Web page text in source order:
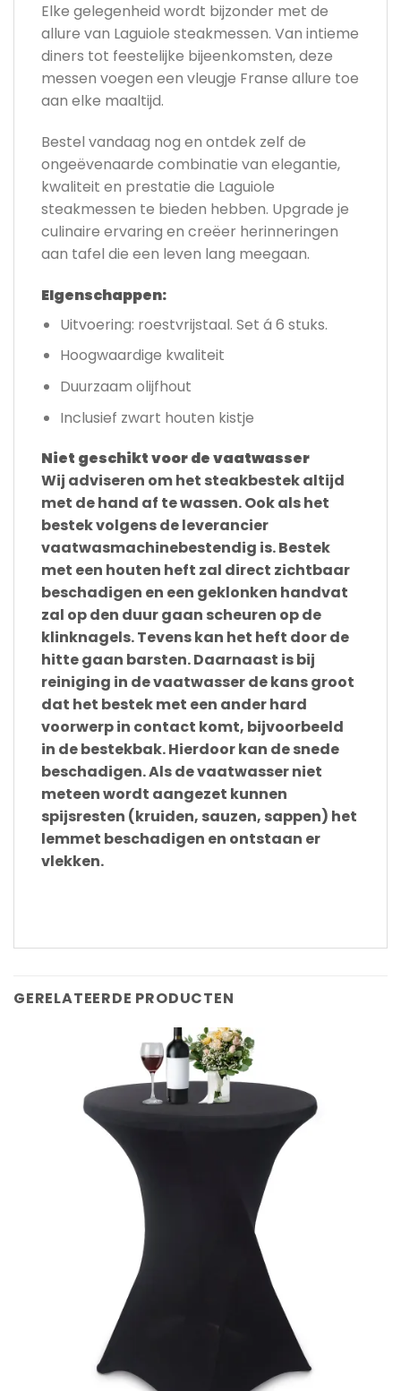
Elke gelegenheid wordt bijzonder met de
allure van Laguiole steakmessen. Van intieme
diners tot feestelijke bijeenkomsten, deze
messen voegen een vleugje Franse allure toe
aan elke maaltijd.
Bestel vandaag nog en ontdek zelf de
ongeëvenaarde combinatie van elegantie,
kwaliteit en prestatie die Laguiole
steakmessen te bieden hebben. Upgrade je
culinaire ervaring en creëer herinneringen
aan tafel die een leven lang meegaan.
EIgenschappen:
Uitvoering: roestvrijstaal. Set á 6 stuks.
Hoogwaardige kwaliteit
Duurzaam olijfhout
Inclusief zwart houten kistje
Niet geschikt voor de vaatwasser
Wij adviseren om het steakbestek altijd
met de hand af te wassen. Ook als het
bestek volgens de leverancier
vaatwasmachinebestendig is. Bestek
met een houten heft zal direct zichtbaar
beschadigen en een geklonken handvat
zal op den duur gaan scheuren op de
klinknagels. Tevens kan het heft door de
hitte gaan barsten. Daarnaast is bij
reiniging in de vaatwasser de kans groot
dat het bestek met een ander hard
voorwerp in contact komt, bijvoorbeeld
in de bestekbak. Hierdoor kan de snede
beschadigen. Als de vaatwasser niet
meteen wordt aangezet kunnen
spijsresten (kruiden, sauzen, sappen) het
lemmet beschadigen en ontstaan er
vlekken.
GERELATEERDE PRODUCTEN